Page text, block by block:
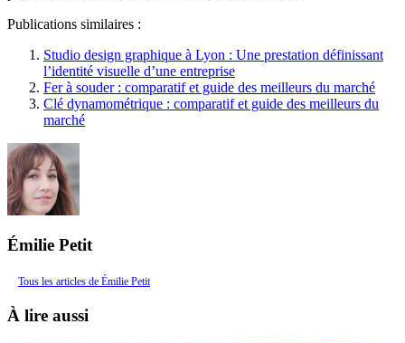
Publications similaires :
Studio design graphique à Lyon : Une prestation définissant
l’identité visuelle d’une entreprise
Fer à souder : comparatif et guide des meilleurs du marché
Clé dynamométrique : comparatif et guide des meilleurs du
marché
Émilie Petit
Tous les articles de Émilie Petit
À lire aussi